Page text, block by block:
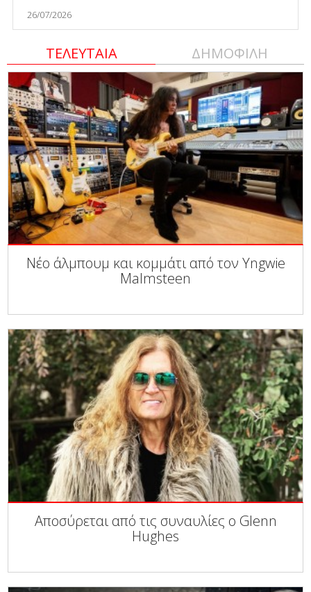
26/07/2026
ΤΕΛΕΥΤΑΙΑ ΔΗΜΟΦΙΛΗ
Νέο άλμπουμ και κομμάτι από τον Yngwie
Malmsteen
Αποσύρεται από τις συναυλίες ο Glenn
Hughes